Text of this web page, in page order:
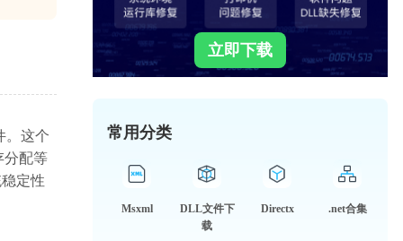
。这个
分配等
定性
立即下载
常用分类
Msxml
DLL文件下
载
Directx .net合集